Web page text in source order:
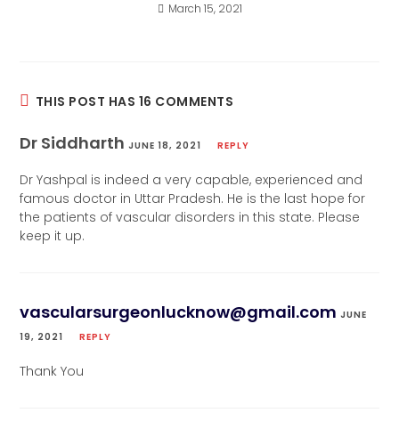
March 15, 2021
THIS POST HAS 16 COMMENTS
Dr SiddharthJUNE 18, 2021 REPLY
Dr Yashpal is indeed a very capable, experienced and
famous doctor in Uttar Pradesh. He is the last hope for
the patients of vascular disorders in this state. Please
keep it up.
vascularsurgeonlucknow@gmail.com JUNE
19, 2021
REPLY
Thank You